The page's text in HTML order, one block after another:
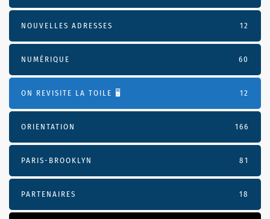
NOUVELLES ADRESSES 12
NUMÉRIQUE 60
ON REVISITE LA TOILE 🖥️ 12
ORIENTATION 166
PARIS-BROOKLYN 81
PARTENAIRES 18